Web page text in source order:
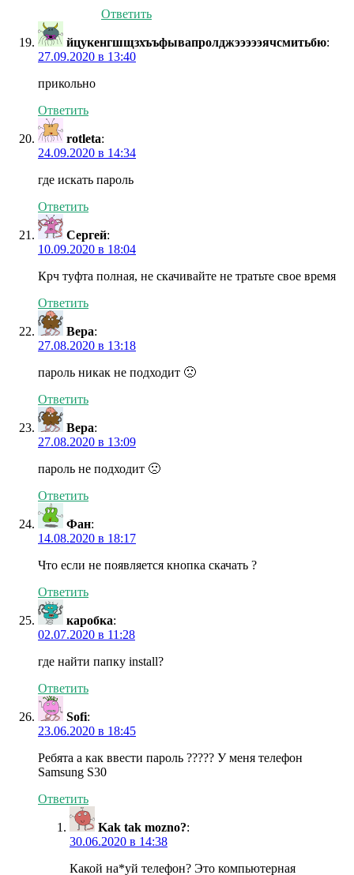
Ответить
йцукенгшщзхъъфывапролджэээээячсмитьбю:
27.09.2020 в 13:40
прикольно
Ответить
rotleta:
24.09.2020 в 14:34
где искать пароль
Ответить
Сергей:
10.09.2020 в 18:04
Крч туфта полная, не скачивайте не тратьте свое время
Ответить
Вера:
27.08.2020 в 13:18
пароль никак не подходит 🙁
Ответить
Вера:
27.08.2020 в 13:09
пароль не подходит 🙁
Ответить
Фан:
14.08.2020 в 18:17
Что если не появляется кнопка скачать ?
Ответить
каробка:
02.07.2020 в 11:28
где найти папку install?
Ответить
Sofi:
23.06.2020 в 18:45
Ребята а как ввести пароль ????? У меня телефон
Samsung S30
Ответить
Kak tak mozno?:
30.06.2020 в 14:38
Какой на*уй телефон? Это компьютерная